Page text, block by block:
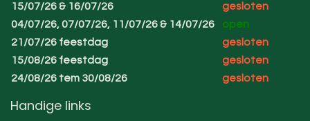
15/07/26 & 16/07/26
gesloten
04/07/26, 07/07/26, 11/07/26 & 14/07/26
open
21/07/26 feestdag
gesloten
15/08/26 feestdag
gesloten
24/08/26 tem 30/08/26
gesloten
Handige links